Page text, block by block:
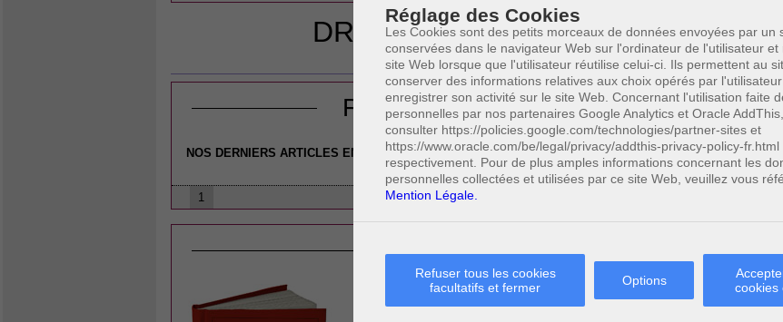
Réglage des Cookies
Les Cookies sont des petits morceaux de données envoyées par un
conservées dans le navigateur Web sur l'ordinateur de l'utilisateur et
site Web lorsque que l'utilisateur réutilise celui-ci. Ils permettent au
conserver des informations relatives aux choix opérés par
enregistrer son activité sur le site Web. Concernant l'utilisation faite
personnelles par nos partenaires Google Analytics et Oracle
consulter https://policies.google.com/technologies/partner-sites et
https://www.oracle.com/be/legal/privacy/addthis-privacy-policy-fr.html
respectivement. Pour de plus amples informations concernant les
personnelles collectées et utilisées par ce site Web, veuillez vous
Mention Légale.
Refuser tous les cookies
facultatifs et fermer
Options
cookies
DROIT-DES-AFFAIRES
DROIT DES SOCIETES
FICHES PRATIQUES
NOS DERNIERS ARTICLES EN DROIT DES AFFAIRES - DROIT DES SOCIÉTÉS
1
LEGISLATION
CODE CIVIL